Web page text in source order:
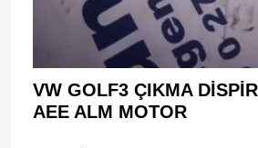
VW GOLF3 ÇIKMA
AEE ALM MOTOR